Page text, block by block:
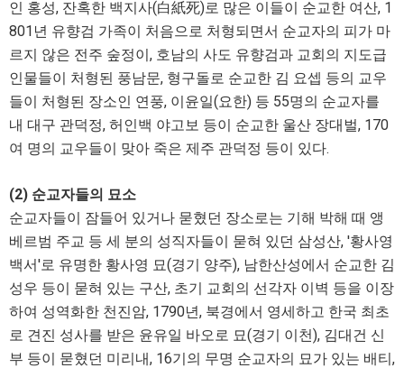
인 홍성, 잔혹한 백지사(白紙死)로 많은 이들이 순교한 여산, 1
801년 유향검 가족이 처음으로 처형되면서 순교자의 피가 마
르지 않은 전주 숲정이, 호남의 사도 유향검과 교회의 지도급
인물들이 처형된 풍남문, 형구돌로 순교한 김 요셉 등의 교우
들이 처형된 장소인 연풍, 이윤일(요한) 등 55명의 순교자를
내 대구 관덕정, 허인백 야고보 등이 순교한 울산 장대벌, 170
여 명의 교우들이 맞아 죽은 제주 관덕정 등이 있다.
(2) 순교자들의 묘소
순교자들이 잠들어 있거나 묻혔던 장소로는 기해 박해 때 앵
베르범 주교 등 세 분의 성직자들이 묻혀 있던 삼성산, '황사영
백서'로 유명한 황사영 묘(경기 양주), 남한산성에서 순교한 김
성우 등이 묻혀 있는 구산, 초기 교회의 선각자 이벽 등을 이장
하여 성역화한 천진암, 1790년, 북경에서 영세하고 한국 최초
로 견진 성사를 받은 윤유일 바오로 묘(경기 이천), 김대건 신
부 등이 묻혔던 미리내, 16기의 무명 순교자의 묘가 있는 배티,